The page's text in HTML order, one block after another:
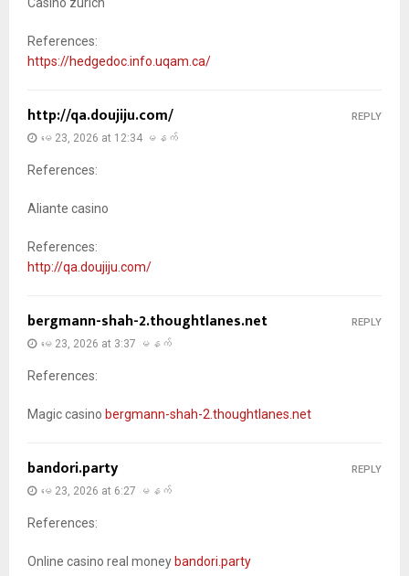
References:
https://hedgedoc.info.uqam.ca/
http://qa.doujiju.com/
မေ 23, 2026 at 12:34 မနက်
References:
Aliante casino
References:
http://qa.doujiju.com/
REPLY
bergmann-shah-2.thoughtlanes.net
မေ 23, 2026 at 3:37 မနက်
References:
Magic casino bergmann-shah-2.thoughtlanes.net
REPLY
bandori.party
မေ 23, 2026 at 6:27 မနက်
References:
Online casino real money bandori.party
REPLY